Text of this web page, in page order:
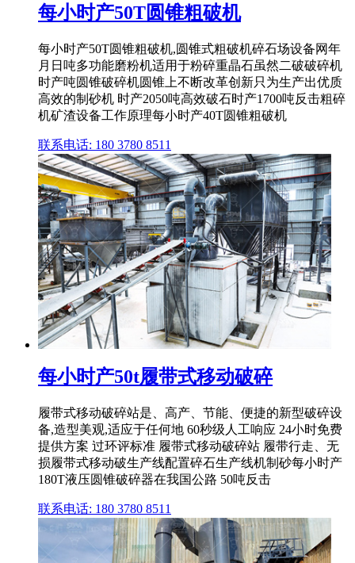
每小时产50T圆锥粗破机
每小时产50T圆锥粗破机,圆锥式粗破机碎石场设备网年
月日吨多功能磨粉机适用于粉碎重晶石虽然二破破碎机
时产吨圆锥破碎机圆锥上不断改革创新只为生产出优质
高效的制砂机 时产2050吨高效破石时产1700吨反击粗碎
机矿渣设备工作原理每小时产40T圆锥粗破机
联系电话: 180 3780 8511
每小时产50t履带式移动破碎
履带式移动破碎站是、高产、节能、便捷的新型破碎设
备,造型美观,适应于任何地 60秒级人工响应 24小时免费
提供方案 过环评标准 履带式移动破碎站 履带行走、无
损履带式移动破生产线配置碎石生产线机制砂每小时产
180T液压圆锥破碎器在我国公路 50吨反击
联系电话: 180 3780 8511